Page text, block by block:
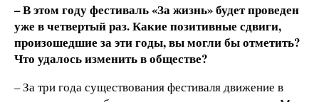
– В этом году фестиваль «За жизнь» будет проведен
уже в четвертый раз. Какие позитивные сдвиги,
произошедшие за эти годы, вы могли бы отметить?
Что удалось изменить в обществе?
– За три года существования фестиваля движение в